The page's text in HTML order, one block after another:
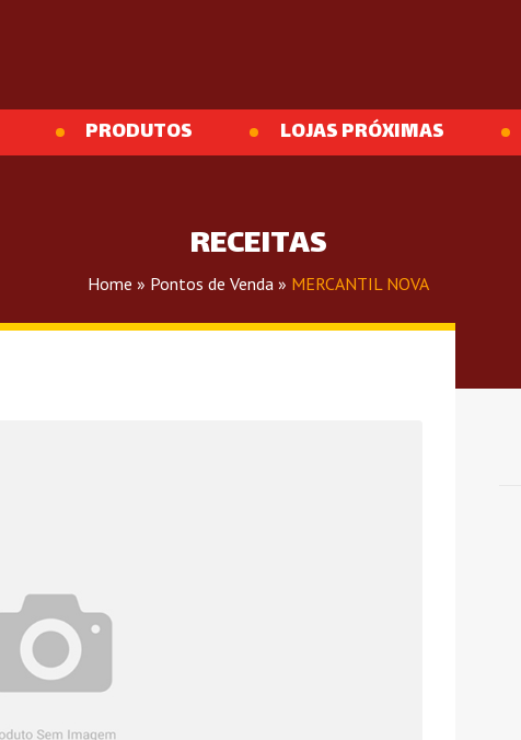
PRODUTOS LOJAS PRÓXIMAS
RECEITAS
Home » Pontos de Venda » MERCANTIL NOVA